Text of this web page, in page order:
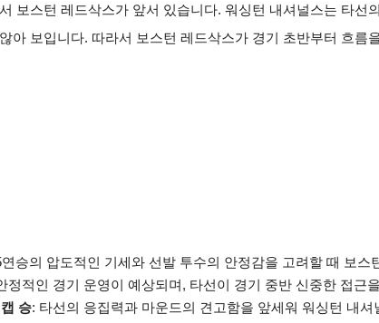
보스턴 레드삭스가 앞서 있습니다. 워싱턴 내셔널스는 타
아 보입니다. 따라서 보스턴 레드삭스가 경기 초반부터 흐
연승의 압도적인 기세와 선발 투수의 안정감을 고려할 때 보스
정적인 경기 운영이 예상되며, 타선이 경기 중반 신중한 접근
승: 타선의 응집력과 마운드의 견고함을 앞세워 워싱턴 내